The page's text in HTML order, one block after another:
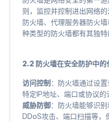
则，监控并控制进出网络
防火墙、代理服务器防火
种类型的防火墙都有其独特
2.2 防火墙在安全防护中的
访问控制 ：防火墙通过设
特定IP地址、端口或协议的
威胁防御：防火墙能够识
DDoS攻击、端口扫描等，